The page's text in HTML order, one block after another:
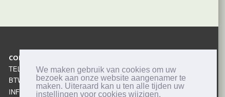
We maken gebruik van cookies om uw
bezoek aan onze website aangenamer te
maken. Uiteraard kan u ten alle tijden uw
instellingen voor cookies wijzigen.
CONTACTEER ONS
TEL:
0499 18 17 99
BTW: BE0629751021
INFO@FILIPSIEPSTUINAANLEG.BE